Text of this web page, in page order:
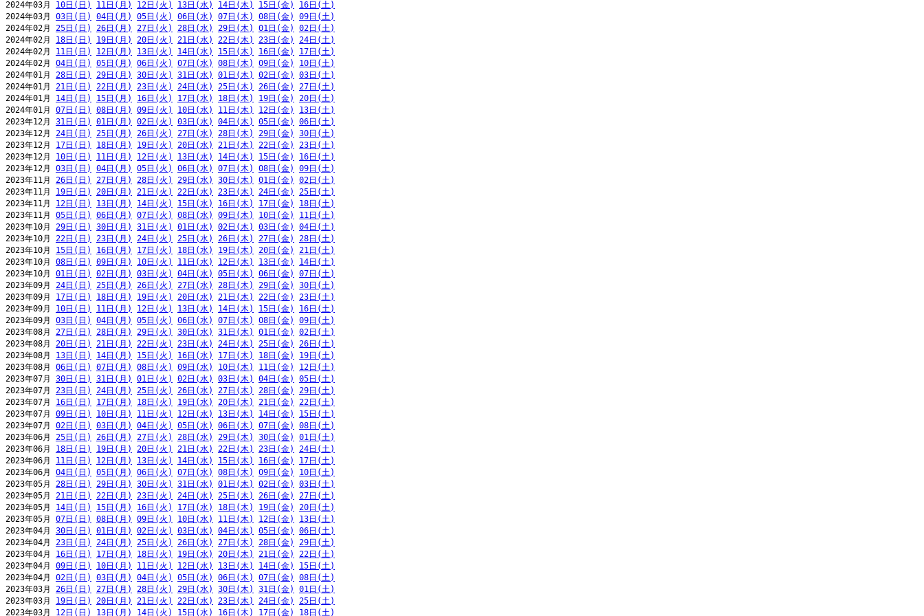
2024年03月 10日(日) 11日(月) 12日(火) 13日(水) 14日(木) 15日(金)
16日(土)
2024年03月 03日(日) 04日(月) 05日(火) 06日(水) 07日(木) 08日(金)
09日(土)
2024年02月 25日(日) 26日(月) 27日(火) 28日(水) 29日(木) 01日(金)
02日(土)
2024年02月 18日(日) 19日(月) 20日(火) 21日(水) 22日(木) 23日(金)
24日(土)
2024年02月 11日(日) 12日(月) 13日(火) 14日(水) 15日(木) 16日(金)
17日(土)
2024年02月 04日(日) 05日(月) 06日(火) 07日(水) 08日(木) 09日(金)
10日(土)
2024年01月 28日(日) 29日(月) 30日(火) 31日(水) 01日(木) 02日(金)
03日(土)
2024年01月 21日(日) 22日(月) 23日(火) 24日(水) 25日(木) 26日(金)
27日(土)
2024年01月 14日(日) 15日(月) 16日(火) 17日(水) 18日(木) 19日(金)
20日(土)
2024年01月 07日(日) 08日(月) 09日(火) 10日(水) 11日(木) 12日(金)
13日(土)
2023年12月 31日(日) 01日(月) 02日(火) 03日(水) 04日(木) 05日(金)
06日(土)
2023年12月 24日(日) 25日(月) 26日(火) 27日(水) 28日(木) 29日(金)
30日(土)
2023年12月 17日(日) 18日(月) 19日(火) 20日(水) 21日(木) 22日(金)
23日(土)
2023年12月 10日(日) 11日(月) 12日(火) 13日(水) 14日(木) 15日(金)
16日(土)
2023年12月 03日(日) 04日(月) 05日(火) 06日(水) 07日(木) 08日(金)
09日(土)
2023年11月 26日(日) 27日(月) 28日(火) 29日(水) 30日(木) 01日(金)
02日(土)
2023年11月 19日(日) 20日(月) 21日(火) 22日(水) 23日(木) 24日(金)
25日(土)
2023年11月 12日(日) 13日(月) 14日(火) 15日(水) 16日(木) 17日(金)
18日(土)
2023年11月 05日(日) 06日(月) 07日(火) 08日(水) 09日(木) 10日(金)
11日(土)
2023年10月 29日(日) 30日(月) 31日(火) 01日(水) 02日(木) 03日(金)
04日(土)
2023年10月 22日(日) 23日(月) 24日(火) 25日(水) 26日(木) 27日(金)
28日(土)
2023年10月 15日(日) 16日(月) 17日(火) 18日(水) 19日(木) 20日(金)
21日(土)
2023年10月 08日(日) 09日(月) 10日(火) 11日(水) 12日(木) 13日(金)
14日(土)
2023年10月 01日(日) 02日(月) 03日(火) 04日(水) 05日(木) 06日(金)
07日(土)
2023年09月 24日(日) 25日(月) 26日(火) 27日(水) 28日(木) 29日(金)
30日(土)
2023年09月 17日(日) 18日(月) 19日(火) 20日(水) 21日(木) 22日(金)
23日(土)
2023年09月 10日(日) 11日(月) 12日(火) 13日(水) 14日(木) 15日(金)
16日(土)
2023年09月 03日(日) 04日(月) 05日(火) 06日(水) 07日(木) 08日(金)
09日(土)
2023年08月 27日(日) 28日(月) 29日(火) 30日(水) 31日(木) 01日(金)
02日(土)
2023年08月 20日(日) 21日(月) 22日(火) 23日(水) 24日(木) 25日(金)
26日(土)
2023年08月 13日(日) 14日(月) 15日(火) 16日(水) 17日(木) 18日(金)
19日(土)
2023年08月 06日(日) 07日(月) 08日(火) 09日(水) 10日(木) 11日(金)
12日(土)
2023年07月 30日(日) 31日(月) 01日(火) 02日(水) 03日(木) 04日(金)
05日(土)
2023年07月 23日(日) 24日(月) 25日(火) 26日(水) 27日(木) 28日(金)
29日(土)
2023年07月 16日(日) 17日(月) 18日(火) 19日(水) 20日(木) 21日(金)
22日(土)
2023年07月 09日(日) 10日(月) 11日(火) 12日(水) 13日(木) 14日(金)
15日(土)
2023年07月 02日(日) 03日(月) 04日(火) 05日(水) 06日(木) 07日(金)
08日(土)
2023年06月 25日(日) 26日(月) 27日(火) 28日(水) 29日(木) 30日(金)
01日(土)
2023年06月 18日(日) 19日(月) 20日(火) 21日(水) 22日(木) 23日(金)
24日(土)
2023年06月 11日(日) 12日(月) 13日(火) 14日(水) 15日(木) 16日(金)
17日(土)
2023年06月 04日(日) 05日(月) 06日(火) 07日(水) 08日(木) 09日(金)
10日(土)
2023年05月 28日(日) 29日(月) 30日(火) 31日(水) 01日(木) 02日(金)
03日(土)
2023年05月 21日(日) 22日(月) 23日(火) 24日(水) 25日(木) 26日(金)
27日(土)
2023年05月 14日(日) 15日(月) 16日(火) 17日(水) 18日(木) 19日(金)
20日(土)
2023年05月 07日(日) 08日(月) 09日(火) 10日(水) 11日(木) 12日(金)
13日(土)
2023年04月 30日(日) 01日(月) 02日(火) 03日(水) 04日(木) 05日(金)
06日(土)
2023年04月 23日(日) 24日(月) 25日(火) 26日(水) 27日(木) 28日(金)
29日(土)
2023年04月 16日(日) 17日(月) 18日(火) 19日(水) 20日(木) 21日(金)
22日(土)
2023年04月 09日(日) 10日(月) 11日(火) 12日(水) 13日(木) 14日(金)
15日(土)
2023年04月 02日(日) 03日(月) 04日(火) 05日(水) 06日(木) 07日(金)
08日(土)
2023年03月 26日(日) 27日(月) 28日(火) 29日(水) 30日(木) 31日(金)
01日(土)
2023年03月 19日(日) 20日(月) 21日(火) 22日(水) 23日(木) 24日(金)
25日(土)
2023年03月 12日(日) 13日(月) 14日(火) 15日(水) 16日(木) 17日(金) 18日(土)